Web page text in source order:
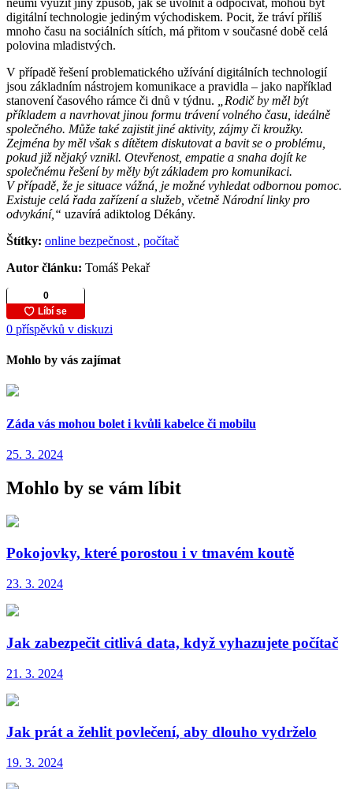
digitální technologie jediným východiskem. Pocit, že tráví příliš
mnoho času na sociálních sítích, má přitom v současné době celá
polovina mladistvých.
V případě řešení problematického užívání digitálních technologií
jsou základním nástrojem komunikace a pravidla – jako například
stanovení časového rámce či dnů v týdnu.
„Rodič by měl být
příkladem a navrhovat jinou formu trávení volného času, ideálně
společného. Může také zajistit jiné aktivity, zájmy či kroužky.
Zejména by měl však s dítětem diskutovat a bavit se o problému,
pokud již nějaký vznikl. Otevřenost, empatie a snaha dojít ke
společnému řešení by měly být základem pro komunikaci.
V případě, že je situace vážná, je možné vyhledat odbornou pomoc.
Existuje celá řada zařízení a služeb, včetně Národní linky pro
odvykání,“ uzavírá adiktolog Dékány.
Štítky: online bezpečnost , počítač
Autor článku: Tomáš Pekař
0 příspěvků v diskuzi
Mohlo by vás zajímat
Záda vás mohou bolet i kvůli kabelce či mobilu
25. 3. 2024
Mohlo by se vám líbit
Pokojovky, které porostou i v tmavém koutě
23. 3. 2024
Jak zabezpečit citlivá data, když vyhazujete počítač
21. 3. 2024
Jak prát a žehlit povlečení, aby dlouho vydrželo
19. 3. 2024